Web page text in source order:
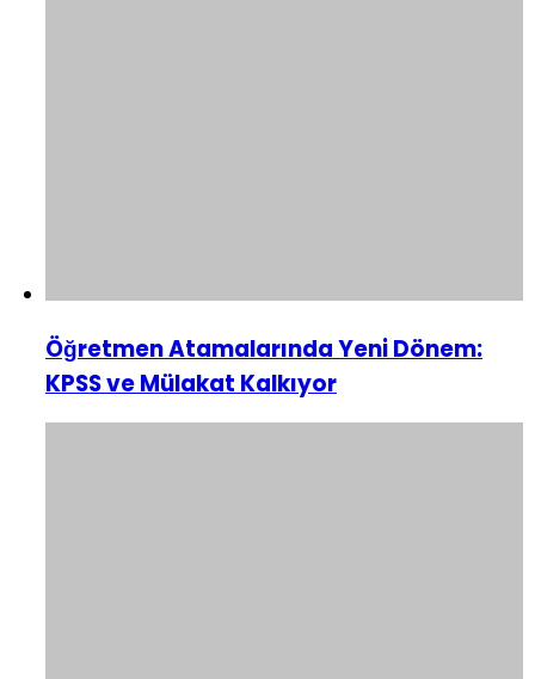
Öğretmen Atamalarında Yeni Dönem:
KPSS ve Mülakat Kalkıyor